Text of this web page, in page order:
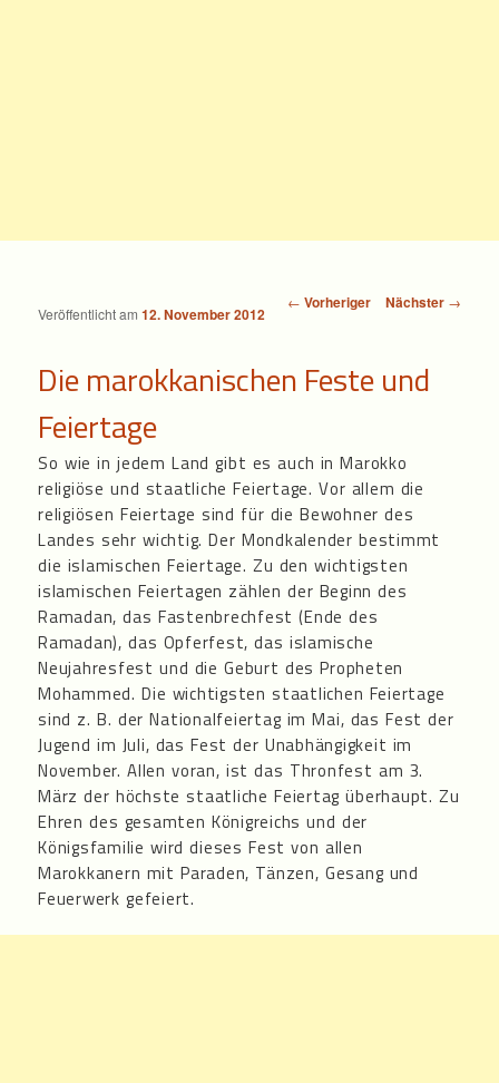
Beitragsnavigation
← Vorheriger Nächster →
Die marokkanischen Feste und
Feiertage
Veröffentlicht am12. November 2012
So wie in jedem Land gibt es auch in Marokko
religiöse und staatliche Feiertage. Vor allem die
religiösen Feiertage sind für die Bewohner des
Landes sehr wichtig. Der Mondkalender bestimmt
die islamischen Feiertage. Zu den wichtigsten
islamischen Feiertagen zählen der Beginn des
Ramadan, das Fastenbrechfest (Ende des
Ramadan), das Opferfest, das islamische
Neujahresfest und die Geburt des Propheten
Mohammed. Die wichtigsten staatlichen Feiertage
sind z. B. der Nationalfeiertag im Mai, das Fest der
Jugend im Juli, das Fest der Unabhängigkeit im
November. Allen voran, ist das Thronfest am 3.
März der höchste staatliche Feiertag überhaupt. Zu
Ehren des gesamten Königreichs und der
Königsfamilie wird dieses Fest von allen
Marokkanern mit Paraden, Tänzen, Gesang und
Feuerwerk gefeiert.